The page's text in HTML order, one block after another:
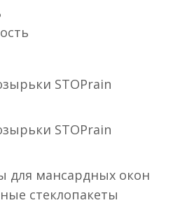
STOPrain
STOPrain
для мансардных окон
стеклопакеты